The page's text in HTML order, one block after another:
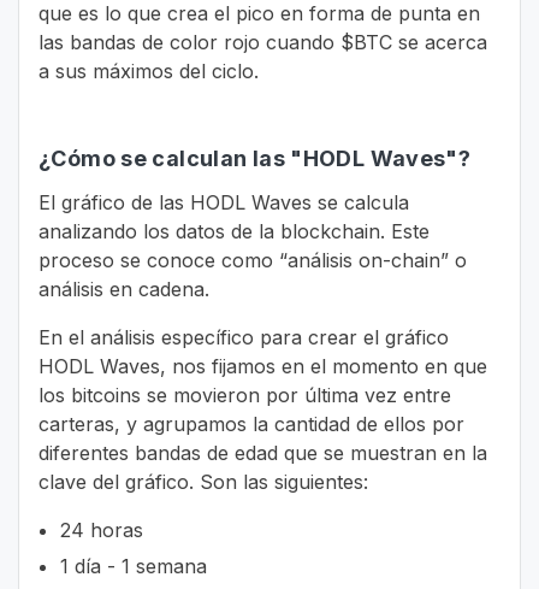
que es lo que crea el pico en forma de punta en
las bandas de color rojo cuando $BTC se acerca
a sus máximos del ciclo.
¿Cómo se calculan las "HODL Waves"?
El gráfico de las HODL Waves se calcula
analizando los datos de la blockchain. Este
proceso se conoce como “análisis on-chain” o
análisis en cadena.
En el análisis específico para crear el gráfico
HODL Waves, nos fijamos en el momento en que
los bitcoins se movieron por última vez entre
carteras, y agrupamos la cantidad de ellos por
diferentes bandas de edad que se muestran en la
clave del gráfico. Son las siguientes:
24 horas
1 día - 1 semana